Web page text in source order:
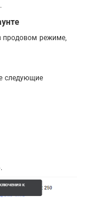
.
продовом режиме,
следующие